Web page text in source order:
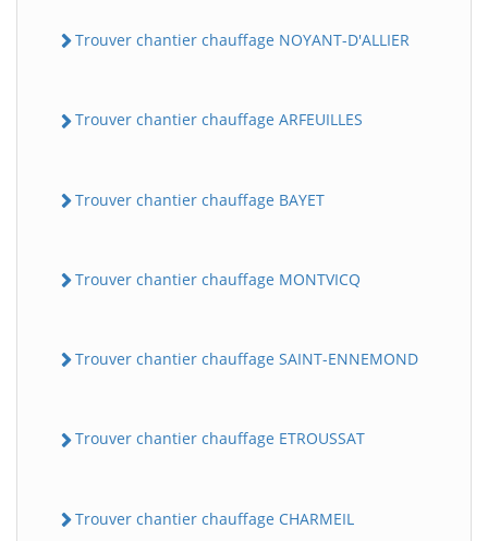
Trouver chantier chauffage NOYANT-D'ALLIER
Trouver chantier chauffage ARFEUILLES
Trouver chantier chauffage BAYET
Trouver chantier chauffage MONTVICQ
Trouver chantier chauffage SAINT-ENNEMOND
Trouver chantier chauffage ETROUSSAT
Trouver chantier chauffage CHARMEIL